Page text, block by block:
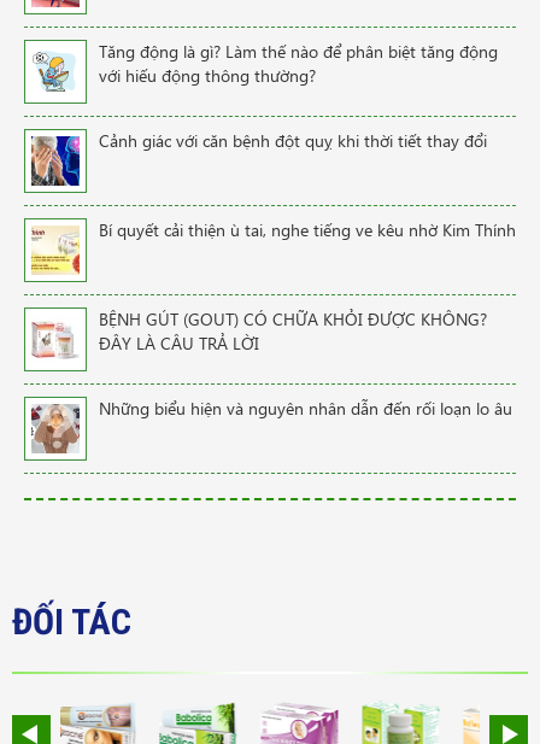
Tăng động là gì? Làm thế nào để phân biệt tăng động
với hiếu động thông thường?
Cảnh giác với căn bệnh đột quỵ khi thời tiết thay đổi
Bí quyết cải thiện ù tai, nghe tiếng ve kêu nhờ Kim Thính
BỆNH GÚT (GOUT) CÓ CHỮA KHỎI ĐƯỢC KHÔNG?
ĐÂY LÀ CÂU TRẢ LỜI
Những biểu hiện và nguyên nhân dẫn đến rối loạn lo âu
ĐỐI TÁC